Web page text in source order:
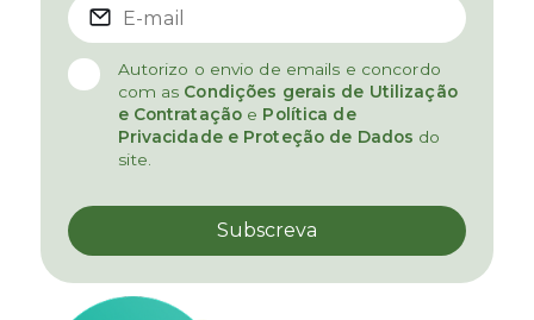
Autorizo o envio de emails e concordo
com as Condições gerais de Utilização
e Contratação e Política de
Privacidade e Proteção de Dados do
site.